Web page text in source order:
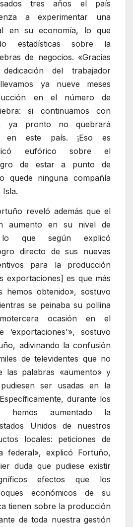
tres años el país
a experimentar una
en su economía, lo que
estadísticas sobre la
de negocios. «Gracias
del trabajador
ya nueve meses
en el número de
si continuamos con
ya pronto no quebrará
en este país. ¡Eso es
eufórico sobre el
de estar a punto de
quede ninguna compañía
reveló además que el
aumento en su nivel de
lo que según explicó
directo de sus nuevas
para la producción
exportaciones] es que más
hemos obtenido», sostuvo
se peinaba su pollina
ocasión en el
‘exportaciones'», sostuvo
adivinando la confusión
de televidentes que no
las palabras «aumento» y
pudiesen ser usadas en la
durante los
hemos aumentado la
Unidos de nuestros
locales: peticiones de
federal», explicó Fortuño,
duda que pudiese existir
efectos que los
económicos de su
tienen sobre la producción
de toda nuestra gestión